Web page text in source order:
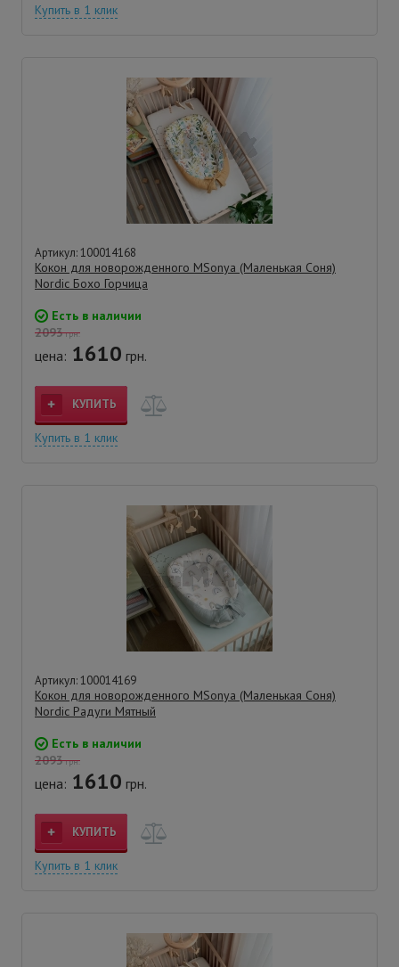
Купить в 1 клик
Артикул: 100014168
Кокон для новорожденного MSonya (Маленькая Соня)
Nordic Бохо Горчица
Есть в наличии
2093грн.
цена: 1610 грн.
КУПИТЬ
Купить в 1 клик
Артикул: 100014169
Кокон для новорожденного MSonya (Маленькая Соня)
Nordic Радуги Мятный
Есть в наличии
2093грн.
цена: 1610 грн.
КУПИТЬ
Купить в 1 клик